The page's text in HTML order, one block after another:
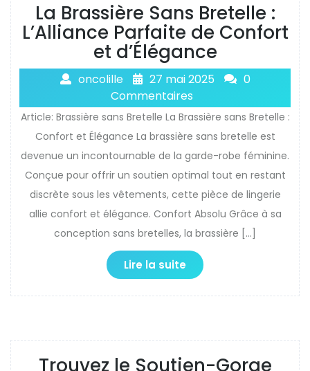
La Brassière Sans Bretelle :
L’Alliance Parfaite de Confort
et d’Élégance
oncolille 27 mai 2025
0
Commentaires
Article: Brassière sans Bretelle La Brassière sans Bretelle :
Confort et Élégance La brassière sans bretelle est
devenue un incontournable de la garde-robe féminine.
Conçue pour offrir un soutien optimal tout en restant
discrète sous les vêtements, cette pièce de lingerie
allie confort et élégance. Confort Absolu Grâce à sa
conception sans bretelles, la brassière […]
Lire la suite
Trouvez le Soutien-Gorge